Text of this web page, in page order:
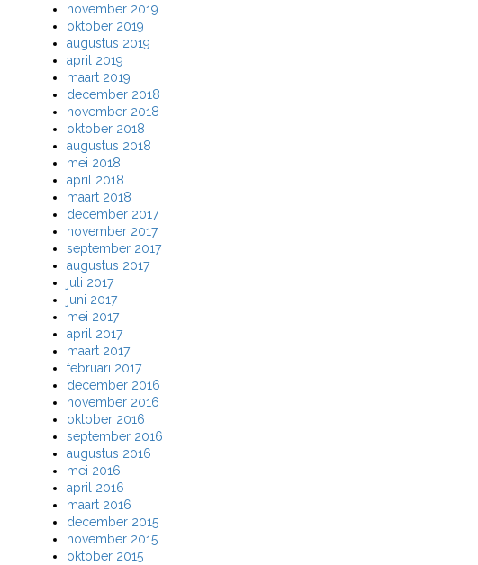
november 2019
oktober 2019
augustus 2019
april 2019
maart 2019
december 2018
november 2018
oktober 2018
augustus 2018
mei 2018
april 2018
maart 2018
december 2017
november 2017
september 2017
augustus 2017
juli 2017
juni 2017
mei 2017
april 2017
maart 2017
februari 2017
december 2016
november 2016
oktober 2016
september 2016
augustus 2016
mei 2016
april 2016
maart 2016
december 2015
november 2015
oktober 2015